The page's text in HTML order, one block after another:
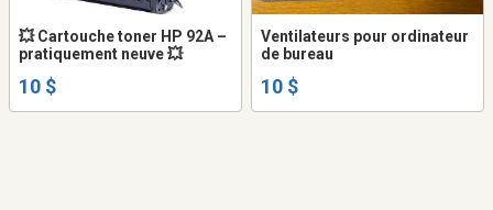
💥 Cartouche toner HP 92A –
pratiquement neuve 💥
10 $
Ventilateurs pour ordinateur
de bureau
10 $